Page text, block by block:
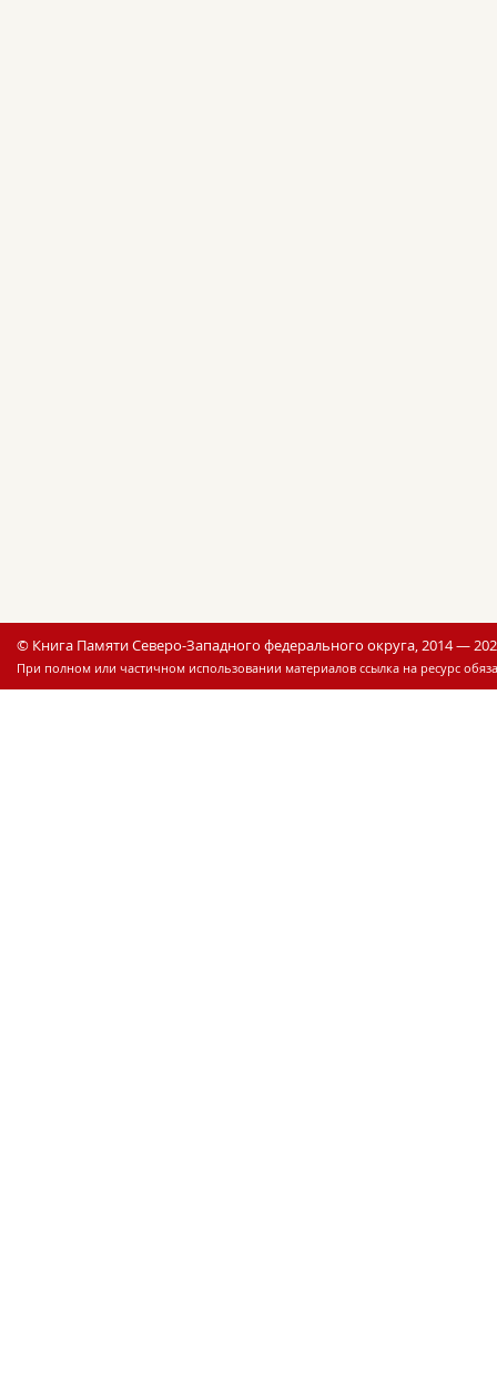
© Книга Памяти Северо-Западного федерального округа, 2014 —
При полном или частичном использовании материалов ссылка на ресурс